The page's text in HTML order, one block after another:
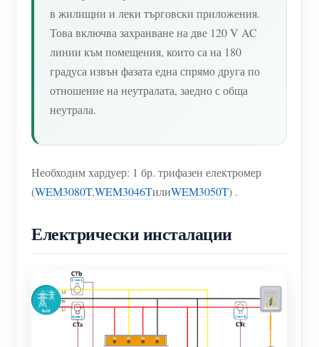
в жилищни и леки търговски приложения.
Това включва захранване на две 120 V AC
линии към помещения, които са на 180
градуса извън фазата една спрямо друга по
отношение на неутралата, заедно с обща
неутрала.
Необходим хардуер: 1 бр. трифазен електромер
(WEM3080T,WEM3046TилиWEM3050T) .
Електрически инсталации